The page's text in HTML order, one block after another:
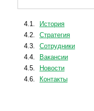
4.1.
История
4.2.
Стратегия
4.3.
Сотрудники
4.4.
Вакансии
4.5.
Новости
4.6.
Контакты